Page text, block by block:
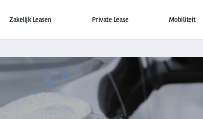
Zakelijk Leasen Private Lease Mobiliteit